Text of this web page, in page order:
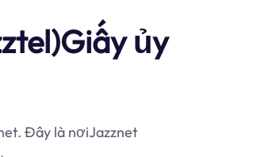
ủy
Đây là nơiJazznet